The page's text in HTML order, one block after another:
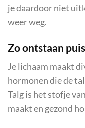
je daardoor niet
weer weg.
Zo ontstaan
Je lichaam maakt
hormonen die de
Talg is het stofje
maakt en gezond